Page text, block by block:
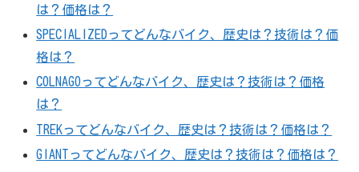
は？価格は？
SPECIALIZEDってどんなバイク、歴史は？技術は？価
格は？
COLNAGOってどんなバイク、歴史は？技術は？価格
は？
TREKってどんなバイク、歴史は？技術は？価格は？
GIANTってどんなバイク、歴史は？技術は？価格は？